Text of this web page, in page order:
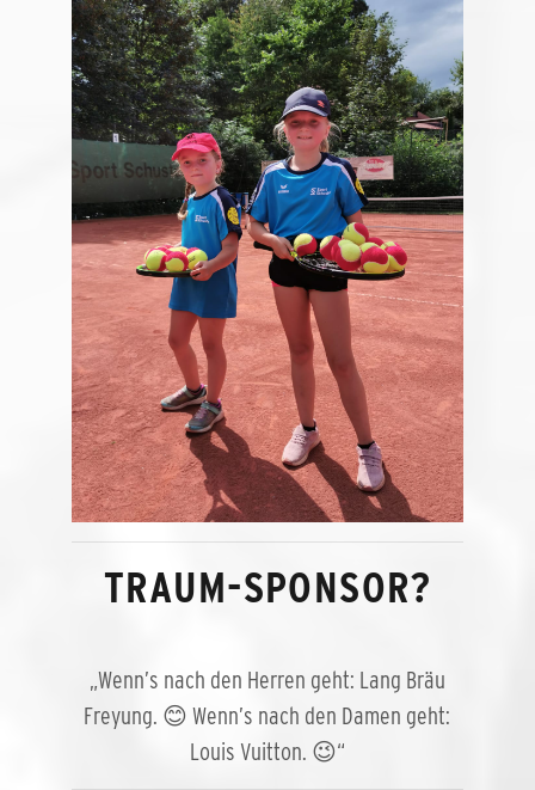
TRAUM-SPONSOR?
„Wenn’s nach den Herren geht: Lang Bräu
Freyung. 😊 Wenn’s nach den Damen geht:
Louis Vuitton. 😉“